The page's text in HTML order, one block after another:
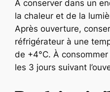
a
t
e
p
o
À conserver dans un
la chaleur et de la
Après ouverture,
réfrigérateur à une
de +4°C. À
les 3 jours suivant